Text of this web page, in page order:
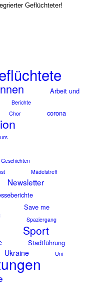
Geflüchteter!
Arbeit und
Berichte
Chor
corona
Geschichten
Mädelstreff
Newsletter
Save me
Spaziergang
Sport
Stadtführung
Ukraine
Uni